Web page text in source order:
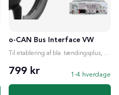
o-CAN Bus Interface VW
Til etablering af bla. tændingsplus, ratstyring etc.
799 kr 1-4 hverdage